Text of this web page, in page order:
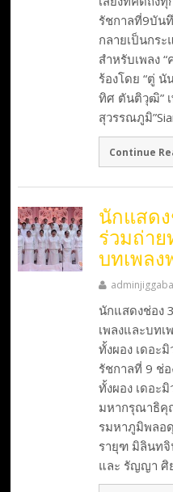
รัชกาลที่9บัน
กลายเป็นกร
สำหรับเพลง
ร้องโดย “ตู่ นั
ทิศ ตันติวุฒิ”
สุวรรณภูมิ
Continue
นักแสด
ร่วมถ่าย
บทเพล
นักแสดงช่อง
เพลงและบทเ
ทั้งผอง เดอะ
รัชกาลที่ 9 ช่อ
ทั้งผอง เดอะ
มหากรุณาธิคุ
รมหาภูมิพลอ
รายุฑ มิลินทจิ
และ รัญญา ศิ